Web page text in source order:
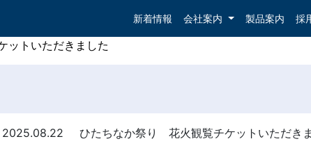
新着情報 会社案内 製品案内 採
トいただきました
トいただきました
2025.08.22 ひたちなか祭り 花火観覧チケットいただき